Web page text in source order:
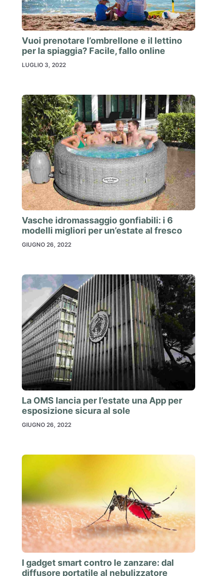
Vuoi prenotare l’ombrellone e il lettino
per la spiaggia? Facile, fallo online
LUGLIO 3, 2022
Vasche idromassaggio gonfiabili: i 6
modelli migliori per un’estate al fresco
GIUGNO 26, 2022
La OMS lancia per l’estate una App per
esposizione sicura al sole
GIUGNO 26, 2022
I gadget smart contro le zanzare: dal
diffusore portatile al nebulizzatore